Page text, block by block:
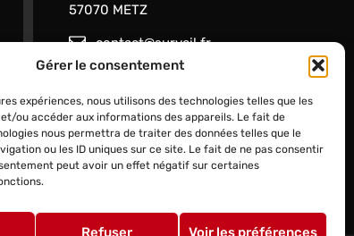
Gérer le consentement
expériences, nous utilisons des technologies telles que les
ou accéder aux informations des appareils. Le fait de
nous permettra de traiter des données telles que le
ou les ID uniques sur ce site. Le fait de ne pas consentir
peut avoir un effet négatif sur certaines
Refuser Voir les préférences
57070 METZ
contact@surveil.fr
Contact